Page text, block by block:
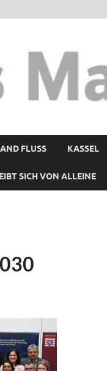
FLUSS KASSEL
SICH VON ALLEINE